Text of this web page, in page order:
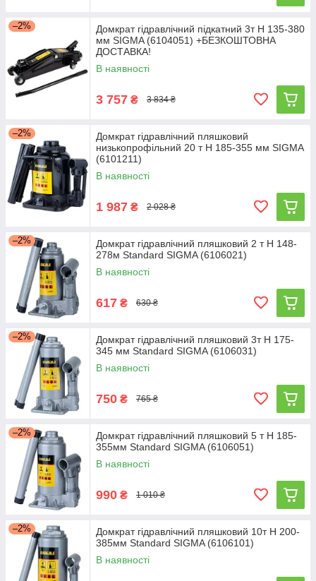
–2%
Домкрат гідравлічний підкатний 3т H 135-380
мм SIGMA (6104051) +БЕЗКОШТОВНА
ДОСТАВКА!
В наявності
3 757 ₴ 3 834 ₴
–2%
Домкрат гідравлічний пляшковий
низькопрофільний 20 т H 185-355 мм SIGMA
(6101211)
В наявності
1 987 ₴ 2 028 ₴
–2%
Домкрат гідравлічний пляшковий 2 т H 148-
278м Standard SIGMA (6106021)
В наявності
617 ₴ 630 ₴
–2%
Домкрат гідравлічний пляшковий 3т H 175-
345 мм Standard SIGMA (6106031)
В наявності
750 ₴ 765 ₴
–2%
Домкрат гідравлічний пляшковий 5 т H 185-
355мм Standard SIGMA (6106051)
В наявності
990 ₴ 1 010 ₴
–2%
Домкрат гідравлічний пляшковий 10т H 200-
385мм Standard SIGMA (6106101)
В наявності